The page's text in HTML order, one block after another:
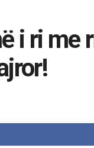
i ri me